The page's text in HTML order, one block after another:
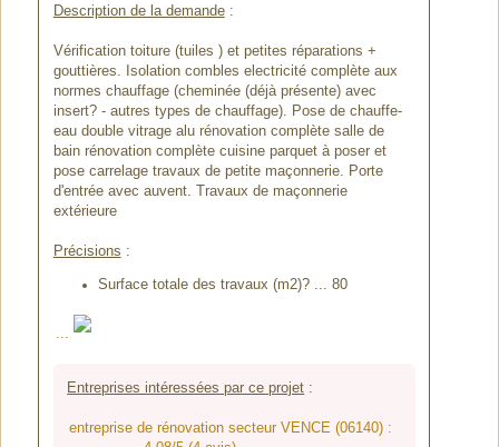
Description de la demande:
Vérification toiture (tuiles ) et petites réparations +
gouttières. Isolation combles electricité complète aux
normes chauffage (cheminée (déjà présente) avec
insert? - autres types de chauffage). Pose de chauffe-
eau double vitrage alu rénovation complète salle de
bain rénovation complète cuisine parquet à poser et
pose carrelage travaux de petite maçonnerie. Porte
d'entrée avec auvent. Travaux de maçonnerie
extérieure
Précisions :
Surface totale des travaux (m2)? ... 80
...
Entreprises intéressées par ce projet :
entreprise de rénovation secteur VENCE (06140) :